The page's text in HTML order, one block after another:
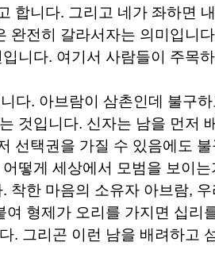
합니다. 그리고 네가 좌하면
완전히 갈라서자는 의미입니다
니다. 여기서 사람들이 주목하
다. 아브람이 삼촌인데 불구하
것입니다. 신자는 남을 먼저
선택권을 가질 수 있음에도
떻게 세상에서 모범을 보이는
. 착한 마음의 소유자 아브람, 우
형제가 오리를 가지면 십리
. 그리곤 이런 남을 배려하고